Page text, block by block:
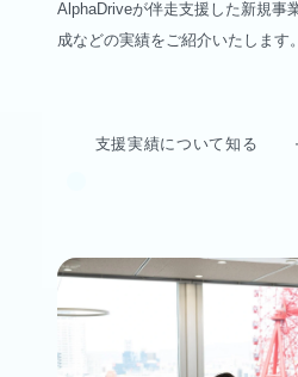
AlphaDriveが伴走支援した新規事
成などの実績をご紹介いたします。
支援実績について知る